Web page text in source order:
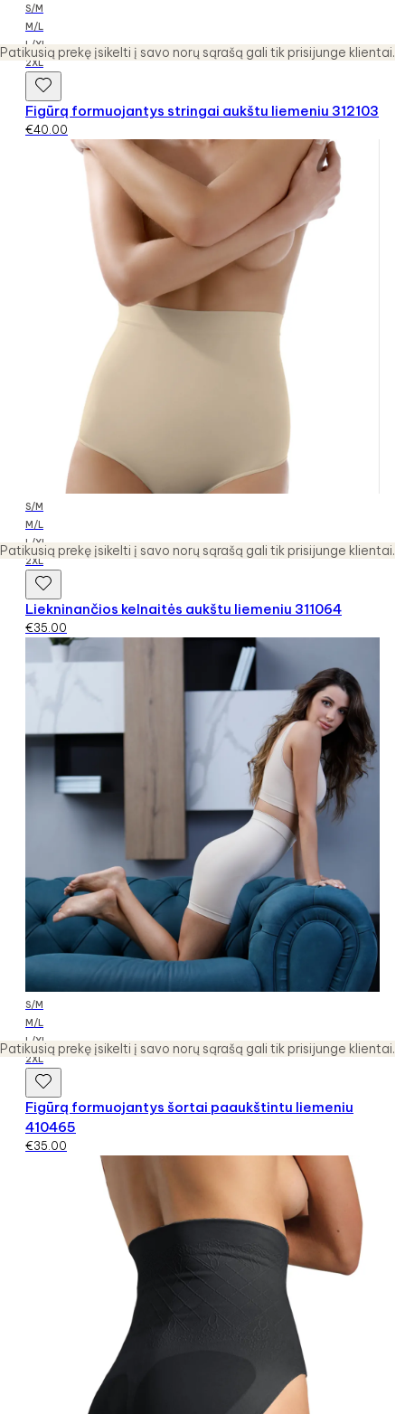
Patikusią prekę įsikelti į savo norų sąrašą gali tik prisijunge klientai.
Patikusią prekę įsikelti į savo norų sąrašą gali tik prisijunge klientai.
Patikusią prekę įsikelti į savo norų sąrašą gali tik prisijunge klientai.
S/M
M/L
L/XL
2XL
Figūrą formuojantys stringai aukštu liemeniu 312103
€40.00
S/M
M/L
L/XL
2XL
Liekninančios kelnaitės aukštu liemeniu 311064
€35.00
S/M
M/L
L/XL
2XL
Figūrą formuojantys šortai paaukštintu liemeniu
410465
€35.00